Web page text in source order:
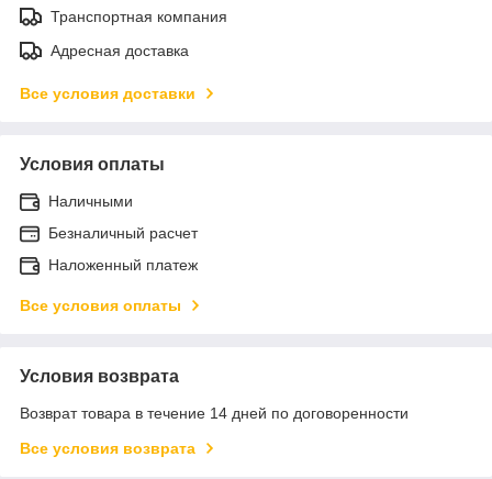
Транспортная компания
Адресная доставка
Все условия доставки
Условия оплаты
Наличными
Безналичный расчет
Наложенный платеж
Все условия оплаты
Условия возврата
Возврат товара в течение 14 дней по договоренности
Все условия возврата